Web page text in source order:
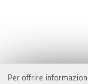
Per offrire